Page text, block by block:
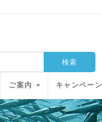
ご案内 キャンペーン